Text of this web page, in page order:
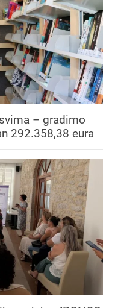
– gradimo
292.358,38 eura